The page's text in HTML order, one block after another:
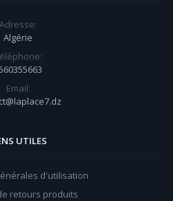
Adresse:
Algérie
Email:
UTILES
d'utilisation
retours produits